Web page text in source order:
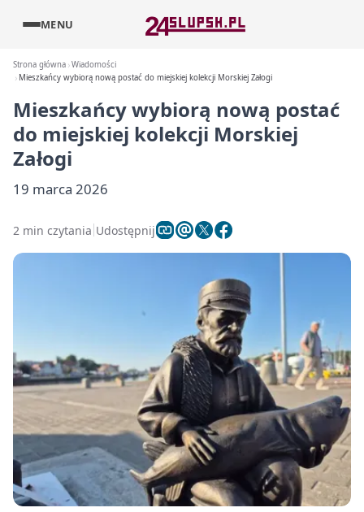
MENU
Strona główna Wiadomości
Mieszkańcy wybiorą nową postać do miejskiej kolekcji Morskiej Załogi
Mieszkańcy wybiorą nową postać
do miejskiej kolekcji Morskiej
Załogi
19 marca 2026
2 min czytania Udostępnij